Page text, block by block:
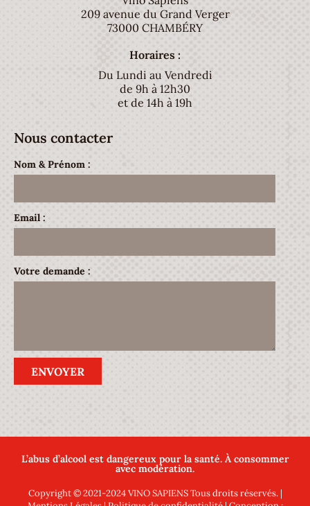
209 avenue du Grand Verger
73000 CHAMBÉRY
Horaires :
Du Lundi au Vendredi
de 9h à 12h30
et de 14h à 19h
Nous contacter
Nom & Prénom :
Email :
Votre demande :
ENVOYER
L’abus d’alcool est dangereux pour la santé. À consommer
avec modération.
Copyright © 2021-2024 VINO SAPIENS Tous droits réservés. |